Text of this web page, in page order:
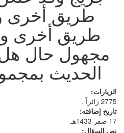
طريق أخرى
طريق أخرى
مجهول حال
الحديث
الزيارات:
2775 زائراً .
تاريخ إضافته:
17 صفر 1433هـ
نص السؤال: